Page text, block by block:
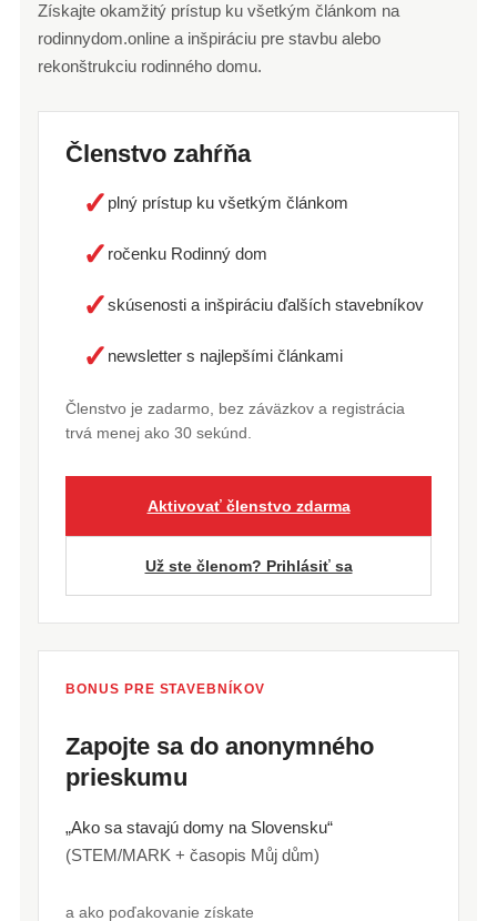
Získajte okamžitý prístup ku všetkým článkom na
rodinnydom.online a inšpiráciu pre stavbu alebo
rekonštrukciu rodinného domu.
Členstvo zahŕňa
✓ plný prístup ku všetkým článkom
✓ ročenku Rodinný dom
✓skúsenosti a inšpiráciu ďalších stavebníkov
✓ newsletter s najlepšími článkami
Členstvo je zadarmo, bez záväzkov a registrácia
trvá menej ako 30 sekúnd.
Aktivovať členstvo zdarma
Už ste členom? Prihlásiť sa
BONUS PRE STAVEBNÍKOV
Zapojte sa do anonymného
prieskumu
„Ako sa stavajú domy na Slovensku“
(STEM/MARK + časopis Můj dům)
a ako poďakovanie získate